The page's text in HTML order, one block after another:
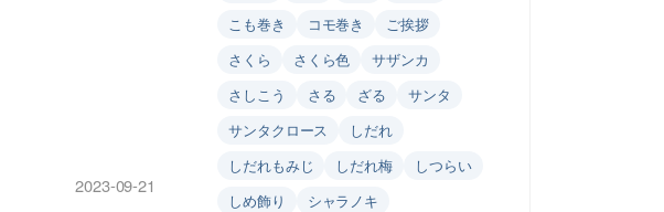
2023-09-21
こも巻き
コモ巻き
ご挨拶
さくら
さくら色
サザンカ
さしこう
さる ざる
サンタ
サンタクロース
しだれ
しだれもみじ
しだれ梅
しつらい
しめ飾り
シャラノキ